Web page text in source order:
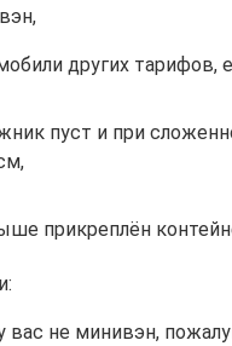
других тарифов,
пуст и при
прикреплён
вас не минивэн,